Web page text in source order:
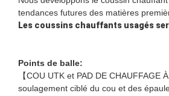
tendances futures des matières
Les coussins chauffants usagés
Points de balle:
【COU UTK et PAD DE
soulagement ciblé du cou et des